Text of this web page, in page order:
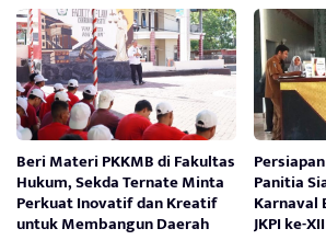
Beri Materi PKKMB di Fakultas
Hukum, Sekda Ternate Minta
Perkuat Inovatif dan Kreatif
untuk Membangun Daerah
Panitia
Karnaval
JKPI ke-